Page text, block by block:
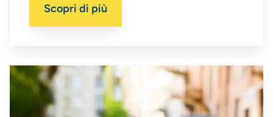
infortuni.
Scopri di più